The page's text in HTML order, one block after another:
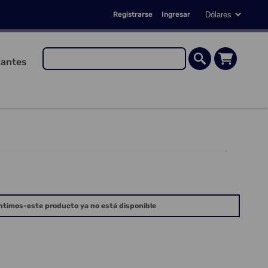
Registrarse Ingresar
este producto ya no está disponible